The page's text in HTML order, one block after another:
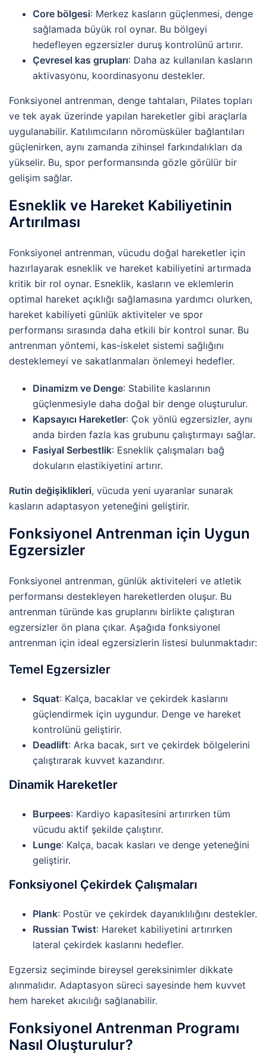
Core bölgesi: Merkez kasların güçlenmesi, denge
sağlamada büyük rol oynar. Bu bölgeyi
hedefleyen egzersizler duruş kontrolünü artırır.
Çevresel kas grupları: Daha az kullanılan kasların
aktivasyonu, koordinasyonu destekler.
Fonksiyonel antrenman, denge tahtaları, Pilates topları
ve tek ayak üzerinde yapılan hareketler gibi araçlarla
uygulanabilir. Katılımcıların nöromüsküler bağlantıları
güçlenirken, aynı zamanda zihinsel farkındalıkları da
yükselir. Bu, spor performansında gözle görülür bir
gelişim sağlar.
Esneklik ve Hareket Kabiliyetinin
Artırılması
Fonksiyonel antrenman, vücudu doğal hareketler için
hazırlayarak esneklik ve hareket kabiliyetini artırmada
kritik bir rol oynar. Esneklik, kasların ve eklemlerin
optimal hareket açıklığı sağlamasına yardımcı olurken,
hareket kabiliyeti günlük aktiviteler ve spor
performansı sırasında daha etkili bir kontrol sunar. Bu
antrenman yöntemi, kas-iskelet sistemi sağlığını
desteklemeyi ve sakatlanmaları önlemeyi hedefler.
Dinamizm ve Denge: Stabilite kaslarının
güçlenmesiyle daha doğal bir denge oluşturulur.
Kapsayıcı Hareketler: Çok yönlü egzersizler, aynı
anda birden fazla kas grubunu çalıştırmayı sağlar.
Fasiyal Serbestlik: Esneklik çalışmaları bağ
dokuların elastikiyetini artırır.
Rutin değişiklikleri, vücuda yeni uyaranlar sunarak
kasların adaptasyon yeteneğini geliştirir.
Fonksiyonel Antrenman için Uygun
Egzersizler
Fonksiyonel antrenman, günlük aktiviteleri ve atletik
performansı destekleyen hareketlerden oluşur. Bu
antrenman türünde kas gruplarını birlikte çalıştıran
egzersizler ön plana çıkar. Aşağıda fonksiyonel
antrenman için ideal egzersizlerin listesi bulunmaktadır:
Temel Egzersizler
Squat: Kalça, bacaklar ve çekirdek kaslarını
güçlendirmek için uygundur. Denge ve hareket
kontrolünü geliştirir.
Deadlift: Arka bacak, sırt ve çekirdek bölgelerini
çalıştırarak kuvvet kazandırır.
Dinamik Hareketler
Burpees: Kardiyo kapasitesini artırırken tüm
vücudu aktif şekilde çalıştırır.
Lunge: Kalça, bacak kasları ve denge yeteneğini
geliştirir.
Fonksiyonel Çekirdek Çalışmaları
Plank: Postür ve çekirdek dayanıklılığını destekler.
Russian Twist: Hareket kabiliyetini artırırken
lateral çekirdek kaslarını hedefler.
Egzersiz seçiminde bireysel gereksinimler dikkate
alınmalıdır. Adaptasyon süreci sayesinde hem kuvvet
hem hareket akıcılığı sağlanabilir.
Fonksiyonel Antrenman Programı
Nasıl Oluşturulur?